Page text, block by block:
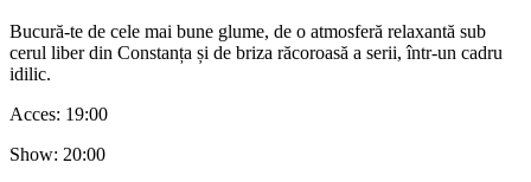
Bucură-te de cele mai bune glume, de o atmosferă relaxantă sub
cerul liber din Constanța și de briza răcoroasă a serii, într-un cadru
idilic.
Acces: 19:00
Show: 20:00